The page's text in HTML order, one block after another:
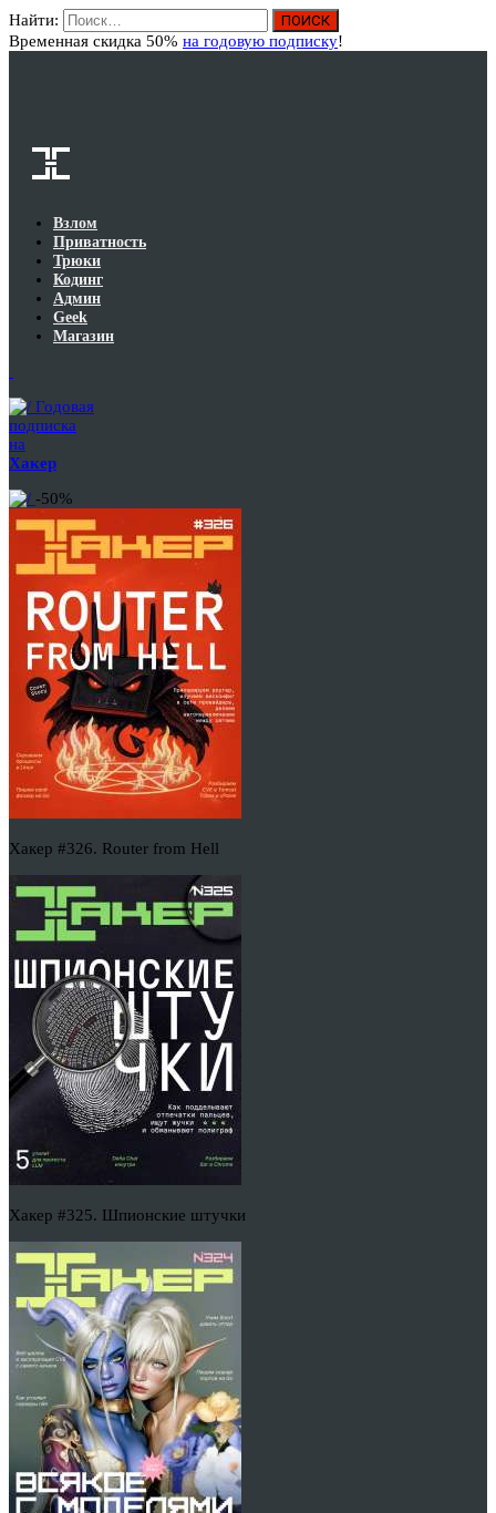
Найти:
Временная скидка 50% на годовую подписку!
Взлом
Приватность
Трюки
Кодинг
Админ
Geek
Магазин
Годовая
подписка
на
Хакер
-50%
Хакер #326. Router from Hell
Хакер #325. Шпионские штучки